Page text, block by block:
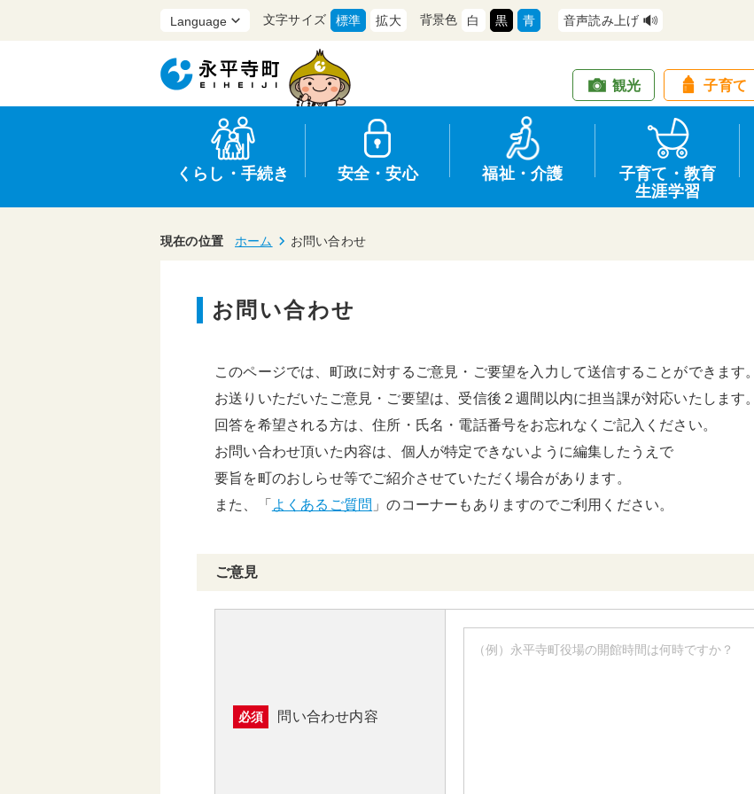
観光 子育て
くらし・手続き
上水道・下水道
申請書・証明書 支援 環境
安全・安心
防災
福祉・介護
医療
子育て・教育
生涯学習
保育・子育て
農業・林業・漁業
行政
広報 募集 申請手続き
頑張る地方応援プロ
グラム
文字サイズ 標準 拡大 背景色 白 黒 青 音声読み上げ
現在の位置 ホーム お問い合わせ
お問い合わせ
このページでは、町政に対するご意見・ご要望を入力して送信することができます。
お送りいただいたご意見・ご要望は、受信後２週間以内に担当課が対応いたします。
回答を希望される方は、住所・氏名・電話番号をお忘れなくご記入ください。
お問い合わせ頂いた内容は、個人が特定できないように編集したうえで
要旨を町のおしらせ等でご紹介させていただく場合があります。
また、「 よくあるご質問 」のコーナーもありますのでご利用ください。
ご意見
必須 問い合わせ内容